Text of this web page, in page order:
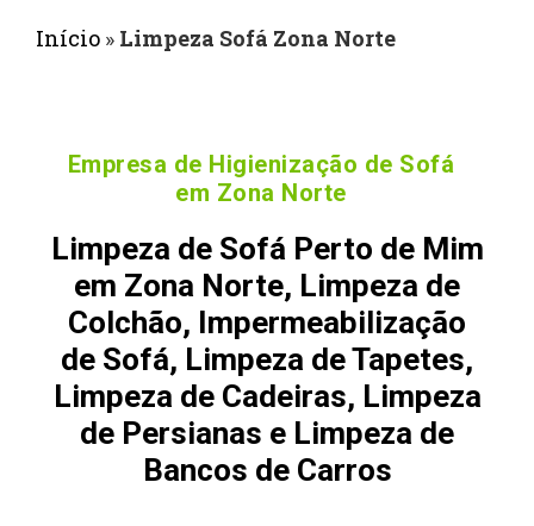
Início » Limpeza Sofá Zona Norte
Empresa de Higienização de Sofá
em Zona Norte
Limpeza de Sofá Perto de Mim
em Zona Norte, Limpeza de
Colchão, Impermeabilização
de Sofá, Limpeza de Tapetes,
Limpeza de Cadeiras, Limpeza
de Persianas e Limpeza de
Bancos de Carros